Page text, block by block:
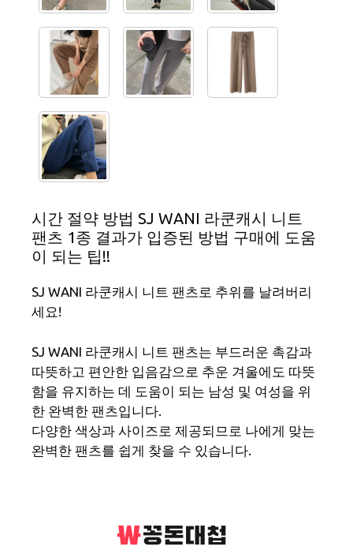
시간 절약 방법 SJ WANI 라쿤캐시 니트
팬츠 1종 결과가 입증된 방법 구매에 도움
이 되는 팁!!
SJ WANI 라쿤캐시 니트 팬츠로 추위를 날려버리
세요!
SJ WANI 라쿤캐시 니트 팬츠는 부드러운 촉감과
따뜻하고 편안한 입음감으로 추운 겨울에도 따뜻
함을 유지하는 데 도움이 되는 남성 및 여성을 위
한 완벽한 팬츠입니다.
다양한 색상과 사이즈로 제공되므로 나에게 맞는
완벽한 팬츠를 쉽게 찾을 수 있습니다.